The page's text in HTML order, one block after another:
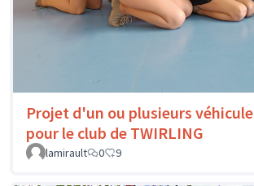
Projet d'un ou plusieurs véhicule
pour le club de TWIRLING
lamirault
0 9